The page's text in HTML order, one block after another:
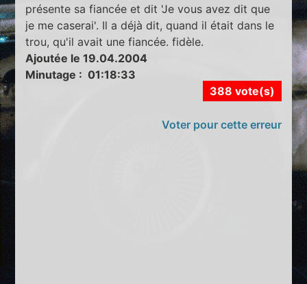
présente sa fiancée et dit 'Je vous avez dit que
je me caserai'. Il a déjà dit, quand il était dans le
trou, qu'il avait une fiancée. fidèle.
Ajoutée le 19.04.2004
Minutage : 01:18:33
388 vote(s)
Voter pour cette erreur